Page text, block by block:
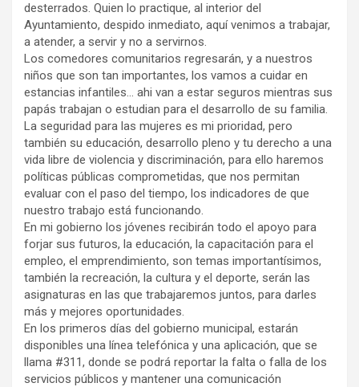
desterrados. Quien lo practique, al interior del
Ayuntamiento, despido inmediato, aquí venimos a trabajar,
a atender, a servir y no a servirnos.
Los comedores comunitarios regresarán, y a nuestros
niños que son tan importantes, los vamos a cuidar en
estancias infantiles… ahi van a estar seguros mientras sus
papás trabajan o estudian para el desarrollo de su familia.
La seguridad para las mujeres es mi prioridad, pero
también su educación, desarrollo pleno y tu derecho a una
vida libre de violencia y discriminación, para ello haremos
políticas públicas comprometidas, que nos permitan
evaluar con el paso del tiempo, los indicadores de que
nuestro trabajo está funcionando.
En mi gobierno los jóvenes recibirán todo el apoyo para
forjar sus futuros, la educación, la capacitación para el
empleo, el emprendimiento, son temas importantísimos,
también la recreación, la cultura y el deporte, serán las
asignaturas en las que trabajaremos juntos, para darles
más y mejores oportunidades.
En los primeros días del gobierno municipal, estarán
disponibles una línea telefónica y una aplicación, que se
llama #311, donde se podrá reportar la falta o falla de los
servicios públicos y mantener una comunicación